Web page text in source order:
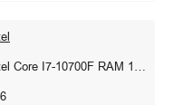
Intel Core I7-10700F RAM 16GB GTX 1080 8GB